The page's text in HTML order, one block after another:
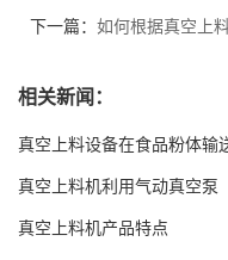
的各项参数
下一篇： 如何根据真空上
相关新闻：
真空上料设备在食品粉体输
真空上料机利用气动真空泵
真空上料机产品特点